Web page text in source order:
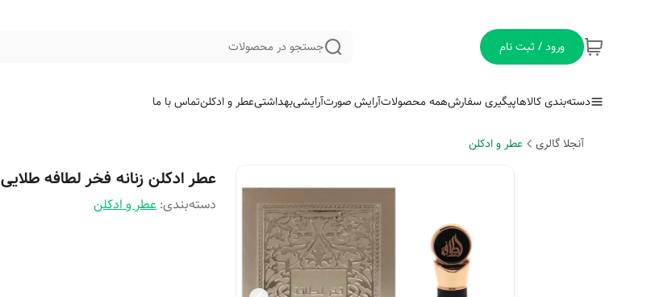
ورود / ثبت نام جستجو در محصولات
دسته‌بندی کالاهاپیگیری سفارشهمه محصولاتآرایش صورتآرایشیبهداشتیعطر و ادکلنتماس با ما
آنجلا گالری عطر و ادکلن
عطر ادکلن زنانه فخر لطافه طلایی
دسته‌بندی:عطر و ادکلن